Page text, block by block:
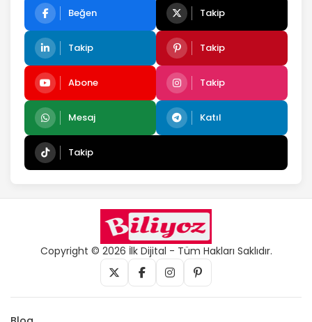
Beğen Takip
Takip Takip
Abone Takip
Mesaj Katıl
Takip
Copyright © 2026 İlk Dijital - Tüm Hakları Saklıdır.